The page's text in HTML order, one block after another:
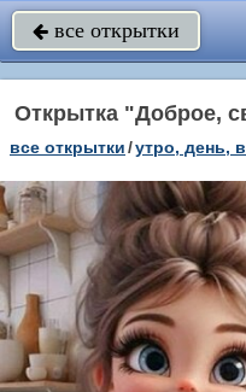
 все открытки
Открытка "Доброе,
все открытки/утро, день,